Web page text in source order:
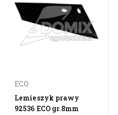
ECO
Lemieszyk prawy
92536 ECO gr.8mm